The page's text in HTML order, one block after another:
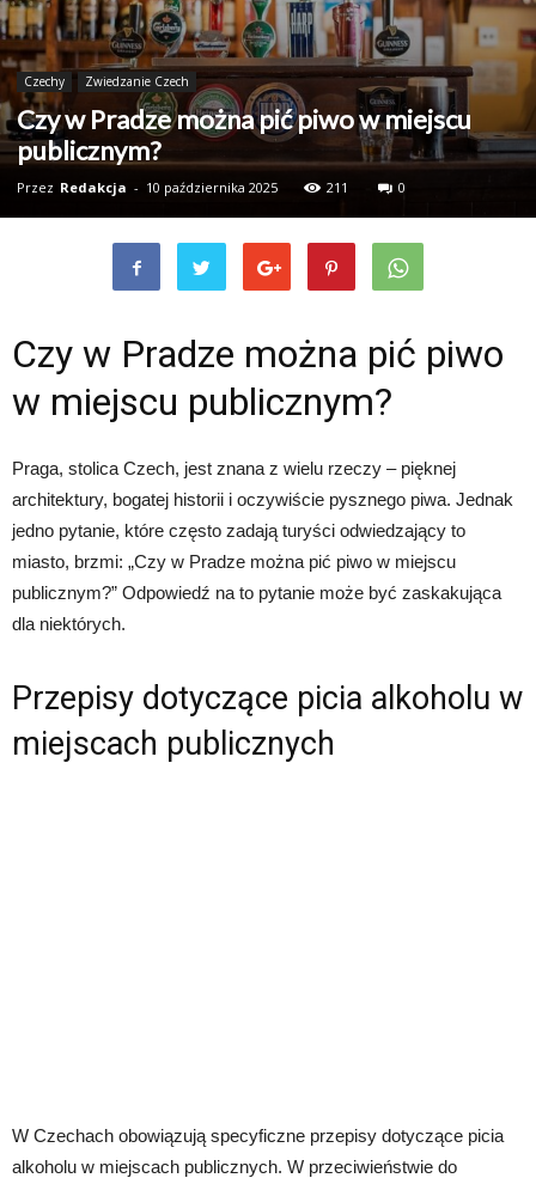
Czechy Zwiedzanie Czech
Czy w Pradze można pić piwo w miejscu
publicznym?
Przez Redakcja - 10 października 2025 211 0
Czy w Pradze można pić piwo
w miejscu publicznym?
Praga, stolica Czech, jest znana z wielu rzeczy – pięknej
architektury, bogatej historii i oczywiście pysznego piwa. Jednak
jedno pytanie, które często zadają turyści odwiedzający to
miasto, brzmi: „Czy w Pradze można pić piwo w miejscu
publicznym?” Odpowiedź na to pytanie może być zaskakująca
dla niektórych.
Przepisy dotyczące picia alkoholu w
miejscach publicznych
W Czechach obowiązują specyficzne przepisy dotyczące picia
alkoholu w miejscach publicznych. W przeciwieństwie do